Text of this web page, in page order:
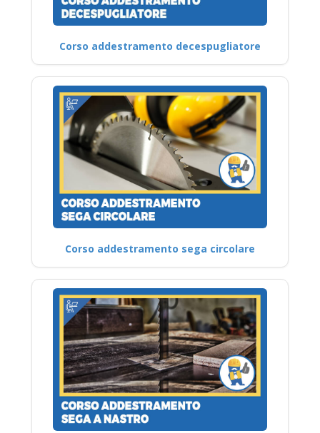
Corso addestramento decespugliatore
Corso addestramento sega circolare